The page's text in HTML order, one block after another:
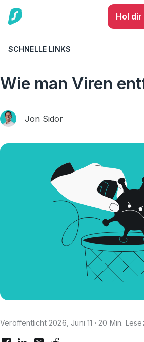
Hol
SCHNELLE LINKS
BLOG CYBERSICHERHEIT
Wie man Viren
Jon Sidor
Veröffentlicht 2026, Juni 11 · 20 Min.